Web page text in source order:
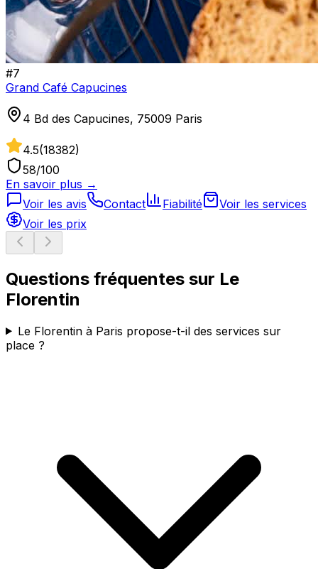
#7
Grand Café Capucines
4 Bd des Capucines, 75009 Paris
4.5(18382)
58/100
En savoir plus →
Voir les avis
Contact Fiabilité
Voir les services
Voir les prix
Questions fréquentes sur Le
Florentin
Le Florentin à Paris propose-t-il des services sur
place ?